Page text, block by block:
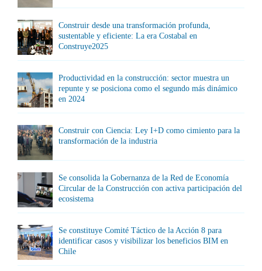
Construir desde una transformación profunda,
sustentable y eficiente: La era Costabal en
Construye2025
Productividad en la construcción: sector muestra un
repunte y se posiciona como el segundo más dinámico
en 2024
Construir con Ciencia: Ley I+D como cimiento para la
transformación de la industria
Se consolida la Gobernanza de la Red de Economía
Circular de la Construcción con activa participación del
ecosistema
Se constituye Comité Táctico de la Acción 8 para
identificar casos y visibilizar los beneficios BIM en
Chile